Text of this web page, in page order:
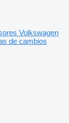
Volkswagen
de cambios